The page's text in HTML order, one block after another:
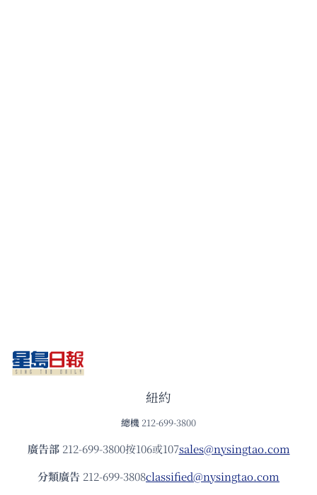
紐約
總機 212-699-3800
廣告部212-699-3800按106或107sales@nysingtao.com
分類廣告 212-699-3808classified@nysingtao.com